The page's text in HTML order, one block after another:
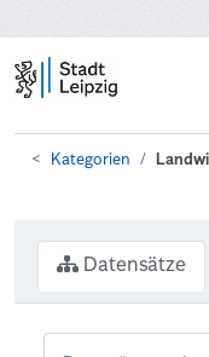
Kategorien
Datensätze